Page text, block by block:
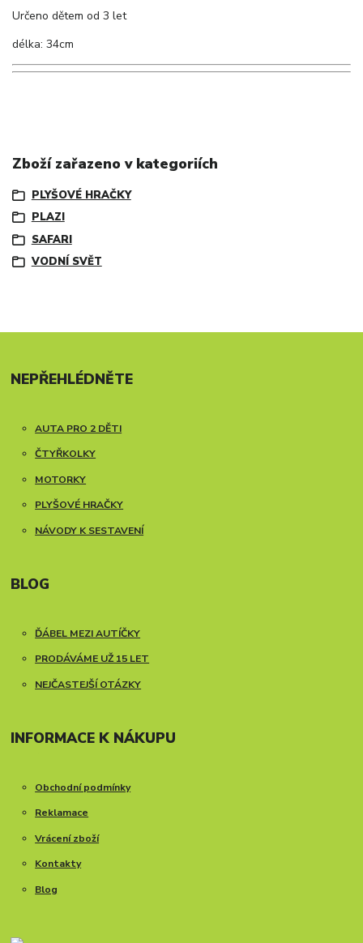
Určeno dětem od 3 let
délka: 34cm
Zboží zařazeno v kategoriích
PLYŠOVÉ HRAČKY
PLAZI
SAFARI
VODNÍ SVĚT
NEPŘEHLÉDNĚTE
AUTA PRO 2 DĚTI
ČTYŘKOLKY
MOTORKY
PLYŠOVÉ HRAČKY
NÁVODY K SESTAVENÍ
BLOG
ĎÁBEL MEZI AUTÍČKY
PRODÁVÁME UŽ 15 LET
NEJČASTEJŠÍ OTÁZKY
INFORMACE K NÁKUPU
Obchodní podmínky
Reklamace
Vrácení zboží
Kontakty
Blog